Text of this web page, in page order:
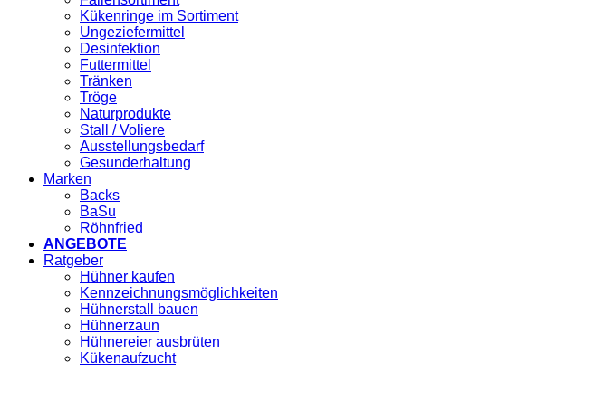
Kükenringe im Sortiment
Ungeziefermittel
Desinfektion
Futtermittel
Tränken
Tröge
Naturprodukte
Stall / Voliere
Ausstellungsbedarf
Gesunderhaltung
Marken
Backs
BaSu
Röhnfried
ANGEBOTE
Ratgeber
Hühner kaufen
Kennzeichnungsmöglichkeiten
Hühnerstall bauen
Hühnerzaun
Hühnereier ausbrüten
Kükenaufzucht